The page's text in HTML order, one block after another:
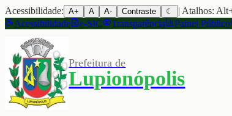
Acessibilidade: A+ A A- Contraste ☾
| Atalhos:
Acessibilidade
e-SIC Transparência Painel Público
Prefeitura de
Lupionópolis